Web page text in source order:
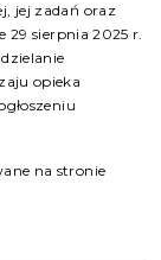
jej zadań oraz
29 sierpnia 2025 r.
opieka
na stronie